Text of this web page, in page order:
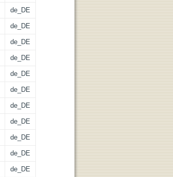
de_DE
de_DE
de_DE
de_DE
de_DE
de_DE
de_DE
de_DE
de_DE
de_DE
de_DE